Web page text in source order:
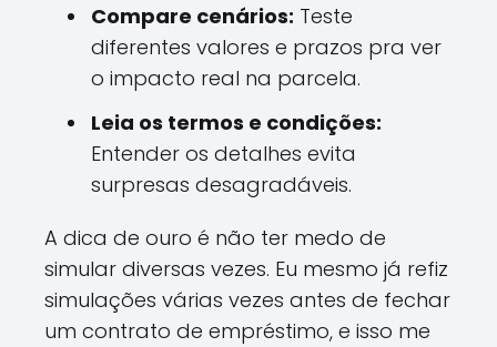
Compare cenários: Teste
diferentes valores e prazos pra ver
o impacto real na parcela.
Leia os termos e condições:
Entender os detalhes evita
surpresas desagradáveis.
A dica de ouro é não ter medo de
simular diversas vezes. Eu mesmo já refiz
simulações várias vezes antes de fechar
um contrato de empréstimo, e isso me